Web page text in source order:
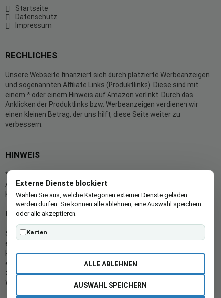
Startseite
Datenschutz
Impressum
RECHLICHES
Unsere Webseite finanziert sich durch platzierte Werbeanzeigen
und sogenannten Affiliate Links (Produktlinks). Diese sind mit
einem * oder einem Hinweis auf Amazon verlinkt. Durch das
Anklicken der Produktlinks bzw. Werbeanzeigen verdienen wir
einen kleinen Betrag, der uns hilft, diese Seite weiter zu
verbessern.
HINWEIS
* = Afilliate-Link (=Werbung)
Als Amazon-Partner verdient der Seitenbetreiber an qualifizierten
Käufen.
Hinweis zu Preisen und Verfügbarkeiten
Sofern Produktpreise und Verfügbarkeiten angezeigt werden,
entsprechen diese dem angegebenen Stand (Datum/Uhrzeit) und
können sich auf der verlinkten Seite jederzeit ändern. Für den Kauf
eines Produkts gelten die Angaben zu Preis und Verfügbarkeit, die
zum Kaufzeitpunkt [auf der/den maßgeblichen Amazon-
Website(s)] angezeigt werden.
Externe Dienste blockiert
Wählen Sie aus, welche Kategorien externer Dienste geladen
werden dürfen. Sie können alle ablehnen, eine Auswahl speichern
oder alle akzeptieren.
Karten
ALLE ABLEHNEN
AUSWAHL SPEICHERN